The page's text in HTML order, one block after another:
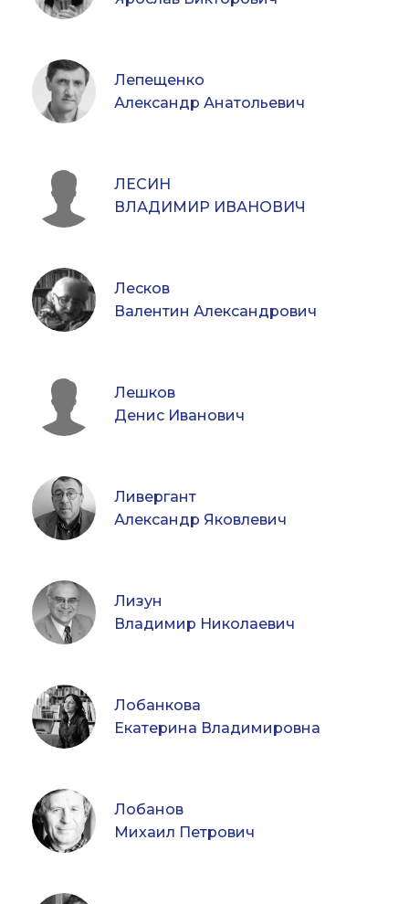
Лепещенко
Александр Анатольевич
ЛЕСИН
ВЛАДИМИР ИВАНОВИЧ
Лесков
Валентин Александрович
Лешков
Денис Иванович
Ливергант
Александр Яковлевич
Лизун
Владимир Николаевич
Лобанкова
Екатерина Владимировна
Лобанов
Михаил Петрович